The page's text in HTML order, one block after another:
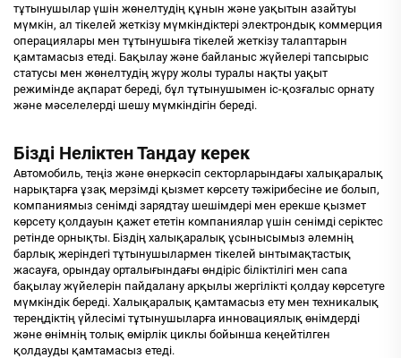
тұтынушылар үшін жөнелтудің құнын және уақытын азайтуы
мүмкін, ал тікелей жеткізу мүмкіндіктері электрондық коммерция
операциялары мен тұтынушыға тікелей жеткізу талаптарын
қамтамасыз етеді. Бақылау және байланыс жүйелері тапсырыс
статусы мен жөнелтудің жүру жолы туралы нақты уақыт
режимінде ақпарат береді, бұл тұтынушымен іс-қозғалыс орнату
және мәселелерді шешу мүмкіндігін береді.
Бізді Неліктен Тандау керек
Автомобиль, теңіз және өнеркәсіп секторларындағы халықаралық
нарықтарға ұзақ мерзімді қызмет көрсету тәжірибесіне ие болып,
компаниямыз сенімді зарядтау шешімдері мен ерекше қызмет
көрсету қолдауын қажет ететін компаниялар үшін сенімді серіктес
ретінде орнықты. Біздің халықаралық ұсынысымыз әлемнің
барлық жеріндегі тұтынушылармен тікелей ынтымақтастық
жасауға, орындау орталығындағы өндіріс біліктілігі мен сапа
бақылау жүйелерін пайдалану арқылы жергілікті қолдау көрсетуге
мүмкіндік береді. Халықаралық қамтамасыз ету мен техникалық
тереңдіктің үйлесімі тұтынушыларға инновациялық өнімдерді
және өнімнің толық өмірлік циклы бойынша кеңейтілген
қолдауды қамтамасыз етеді.